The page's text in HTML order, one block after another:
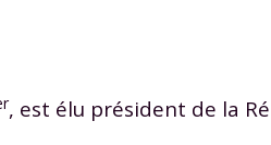
, est élu président de la
scolaire ?